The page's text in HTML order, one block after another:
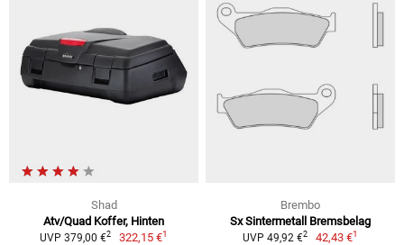
Shad
Atv/Quad Koffer, Hinten
UVP 379,00 €2 322,15 €1
Brembo
Sx Sintermetall Bremsbelag
UVP 49,92 €2 42,43 €1